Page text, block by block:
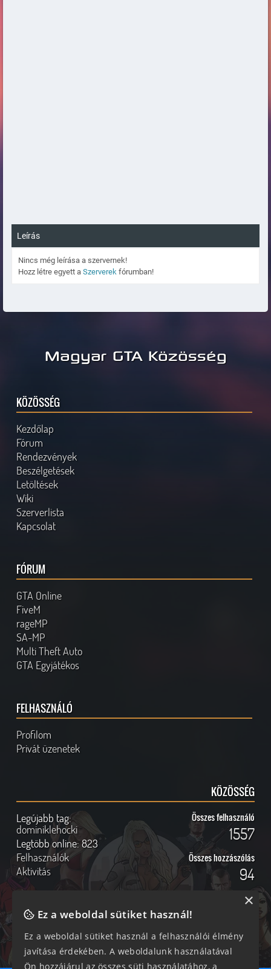
Leírás
Nincs még leírása a szervernek!
Hozz létre egyett a Szerverek fórumban!
Magyar GTA Közösség
KÖZÖSSÉG
Kezdőlap
Fórum
Rendezvények
Beszélgetések
Letöltések
Wiki
Szerverlista
Kapcsolat
FÓRUM
GTA Online
FiveM
rageMP
SA-MP
Multi Theft Auto
GTA Egyjátékos
FELHASZNÁLÓ
Profilom
Privát üzenetek
KÖZÖSSÉG
Legújabb tag:
dominiklehocki
Legtöbb online:823
Felhasználók
Aktivitás
Összes felhasználó
1557
Összes hozzászólás
94
Online felhasználók
284 vendég, 0 tag
Kövess Minket!
Ez a weboldal sütiket használ!
Ez a weboldal sütiket használ a felhasználói élmény
javítása érdekében. A weboldalunk használatával
Ön hozzájárul az összes süti használatához, a
×